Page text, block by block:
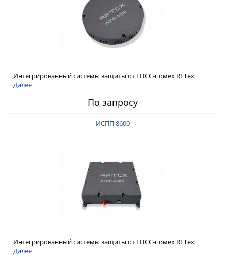
Интегрированный системы защиты от ГНСС-помех RFТех
ИСПП 8700
Далее
По запросу
ИСПП 8600
Интегрированный системы защиты от ГНСС-помех RFТех
ИСПП 8600
Далее